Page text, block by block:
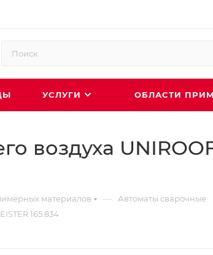
УСЛУГИ ОБЛАСТИ
воздуха
материалов — Автоматы сварочные
165.834